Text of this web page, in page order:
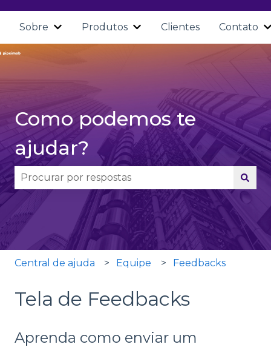
Sobre
Mostrar submenu para Sobre
Produtos
Mostrar submenu para
Clientes Contato
Como podemos te
ajudar?
Não há sugestões porque o campo de pesquisa
Central de ajuda Equipe Feedbacks
Tela de Feedbacks
Aprenda como enviar um